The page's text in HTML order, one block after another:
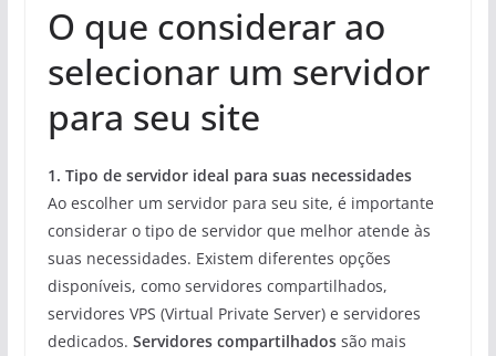
O que considerar ao
selecionar um servidor
para seu site
1. Tipo de servidor ideal para suas necessidades
Ao escolher um servidor para seu site, é importante
considerar o tipo de servidor que melhor atende às
suas necessidades. Existem diferentes opções
disponíveis, como servidores compartilhados,
servidores VPS (Virtual Private Server) e servidores
dedicados. Servidores compartilhadossão mais